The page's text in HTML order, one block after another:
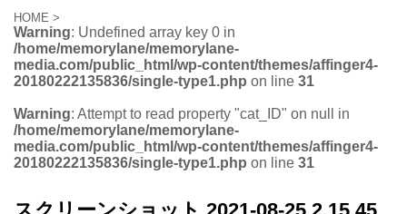
HOME >
Warning: Undefined array key 0 in
/home/memorylane/memorylane-
media.com/public_html/wp-content/themes/affinger4-
20180222135836/single-type1.php on line 31
Warning: Attempt to read property "cat_ID" on null in
/home/memorylane/memorylane-
media.com/public_html/wp-content/themes/affinger4-
20180222135836/single-type1.php on line 31